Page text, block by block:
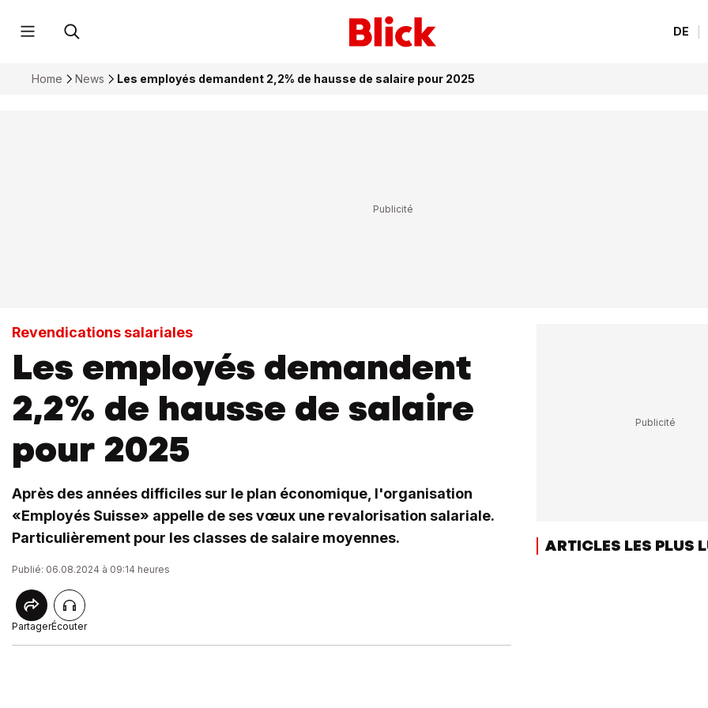
DE
Home News Les employés demandent 2,2% de hausse de salaire pour 2025
Revendications salariales
Les employés demandent
2,2% de hausse de salaire
pour 2025
Après des années difficiles sur le plan économique, l'organisation
«Employés Suisse» appelle de ses vœux une revalorisation salariale.
Particulièrement pour les classes de salaire moyennes.
Publié: 06.08.2024 à 09:14 heures
PartagerÉcouter
ARTICLES LES PLUS